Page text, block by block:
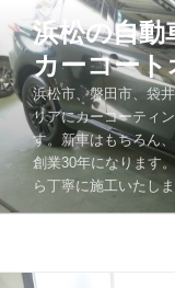
ン
テ
ン
ツ
キ
浜松の自動
カーコー
浜松市、磐田市、袋
リアにカーコーティ
す。新車はもちろん
創業30年になります
ら丁寧に施工いたしま